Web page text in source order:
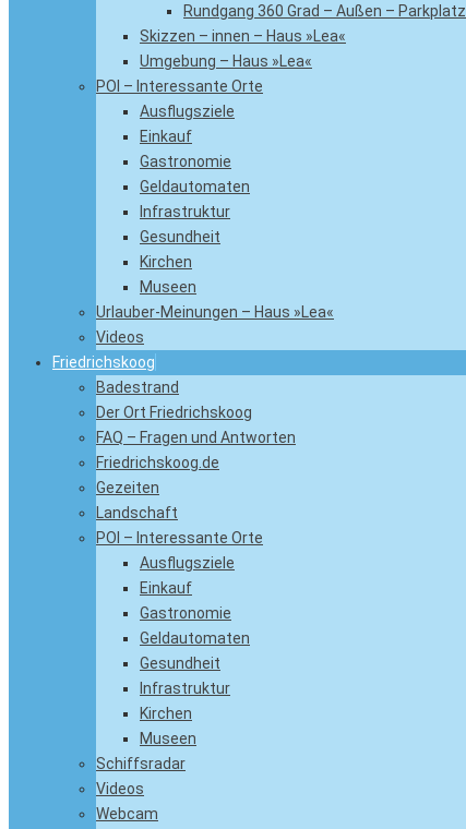
Rundgang 360 Grad – Außen – Parkplatz
Skizzen – innen – Haus »Lea«
Umgebung – Haus »Lea«
POI – Interessante Orte
Ausflugsziele
Einkauf
Gastronomie
Geldautomaten
Infrastruktur
Gesundheit
Kirchen
Museen
Urlauber-Meinungen – Haus »Lea«
Videos
Friedrichskoog
Badestrand
Der Ort Friedrichskoog
FAQ – Fragen und Antworten
Friedrichskoog.de
Gezeiten
Landschaft
POI – Interessante Orte
Ausflugsziele
Einkauf
Gastronomie
Geldautomaten
Gesundheit
Infrastruktur
Kirchen
Museen
Schiffsradar
Videos
Webcam